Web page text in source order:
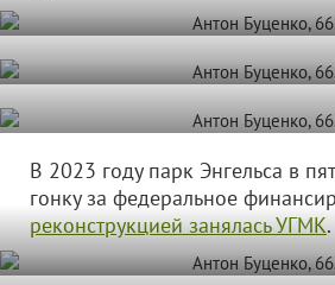
В 2023 году парк Энгельса в
гонку за федеральное
реконструкцией занялась УГМК.